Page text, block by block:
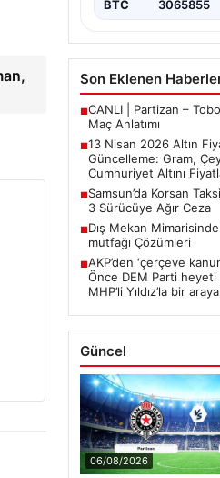
arasında yürütülen
BTC 3065855
Son Eklenen
■CANLI | Partizan –
Maç Anlatımı
■13 Nisan 2026 Altın
Güncelleme: Gram,
Cumhuriyet Altını
■Samsun’da Korsan
3 Sürücüye Ağır Ceza
■Dış Mekan
mutfağı Çözümleri
■AKP’den ‘çerçeve
Önce DEM Parti heyeti
MHP’li Yıldız’la bir
Güncel
06/08/2026